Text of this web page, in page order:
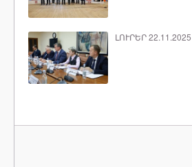
ԼՈՒՐԵՐ 22.11.2025